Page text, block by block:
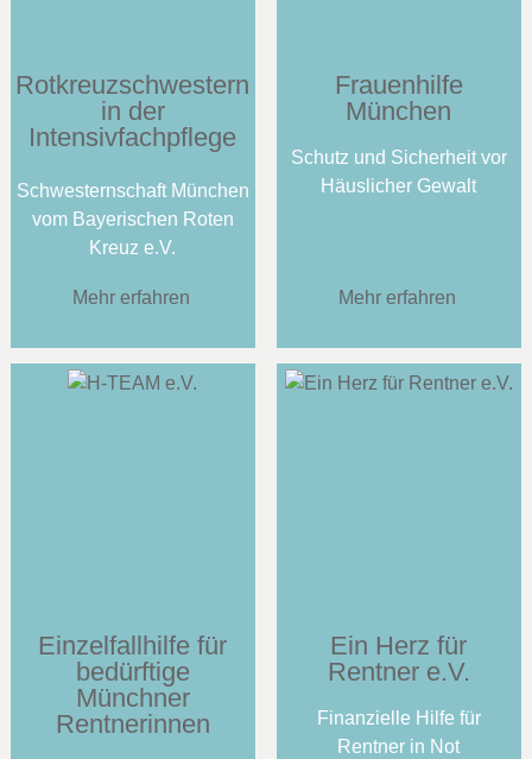
Rotkreuzschwestern
in der
Intensivfachpflege
Schwesternschaft München
vom Bayerischen Roten
Kreuz e.V.
Mehr erfahren
Frauenhilfe
München
Schutz und Sicherheit vor
Häuslicher Gewalt
Mehr erfahren
Einzelfallhilfe für
bedürftige
Münchner
Rentnerinnen
Ein Herz für
Rentner e.V.
Finanzielle Hilfe für
Rentner in Not